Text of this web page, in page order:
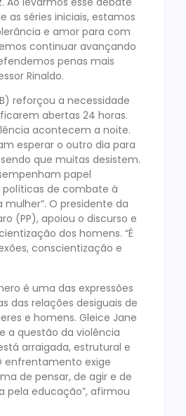
as séries iniciais, estamos
e amor para com
continuar avançando
penas mais
Rinaldo.
reforçou a necessidade
abertas 24 horas.
acontecem a noite.
esperar o outro dia para
que muitas desistem.
papel
de combate à
O presidente da
(PP), apoiou o discurso e
dos homens. “É
conscientização e
é uma das expressões
das relações desiguais de
e homens. Gleice Jane
a questão da violência
arraigada, estrutural e
enfrentamento exige
de pensar, de agir e de
pela educação”, afirmou